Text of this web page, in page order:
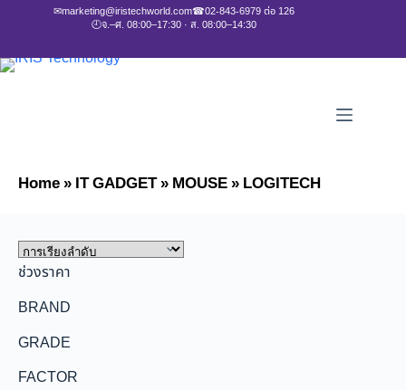
✉marketing@iristechworld.com☎02-843-6979 ต่อ 126
🕘จ.–ศ. 08:00–17:30 · ส. 08:00–14:30
Home»IT GADGET»MOUSE»LOGITECH
ช่วงราคา
BRAND
GRADE
FACTOR